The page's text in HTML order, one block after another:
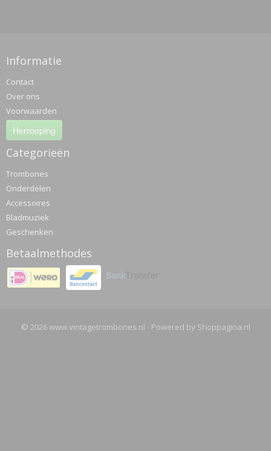
Informatie
Contact
Over ons
Voorwaarden
Herroeping
Categorieën
Trombones
Onderdelen
Accessoires
Bladmuziek
Geschenken
Betaalmethodes
© 2026 www.vintagetrombones.nl - Powered by Shoppagina.nl